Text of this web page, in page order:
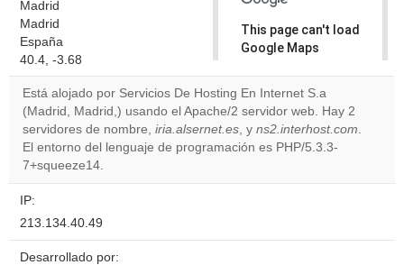
Madrid
Madrid
España
40.4, -3.68
This page can't load
Google Maps
Do you
website?
OK
Está alojado por Servicios De Hosting En Internet S.a
(Madrid, Madrid,) usando el Apache/2 servidor web. Hay 2
servidores de nombre, iria.alsernet.es, y ns2.interhost.com.
El entorno del lenguaje de programación es PHP/5.3.3-
7+squeeze14.
IP:
213.134.40.49
Desarrollado por: